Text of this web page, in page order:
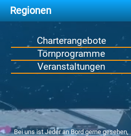
Charterangebote
Törnprogramme
Veranstaltungen
Bei uns ist Jeder an Bord gerne gesehen,
Regionen